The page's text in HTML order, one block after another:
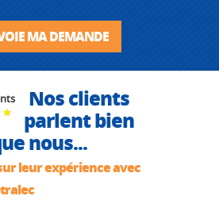
MA DEMANDE
Nos clients
parlent bien
nous...
leur expérience avec